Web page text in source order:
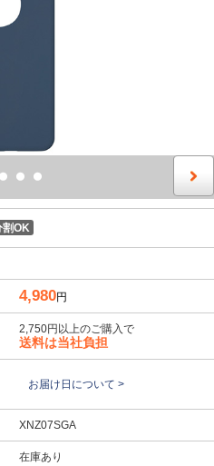
割OK
4,980円
2,750円以上のご購入で
送料は当社負担
お届け日について >
XNZ07SGA
在庫あり